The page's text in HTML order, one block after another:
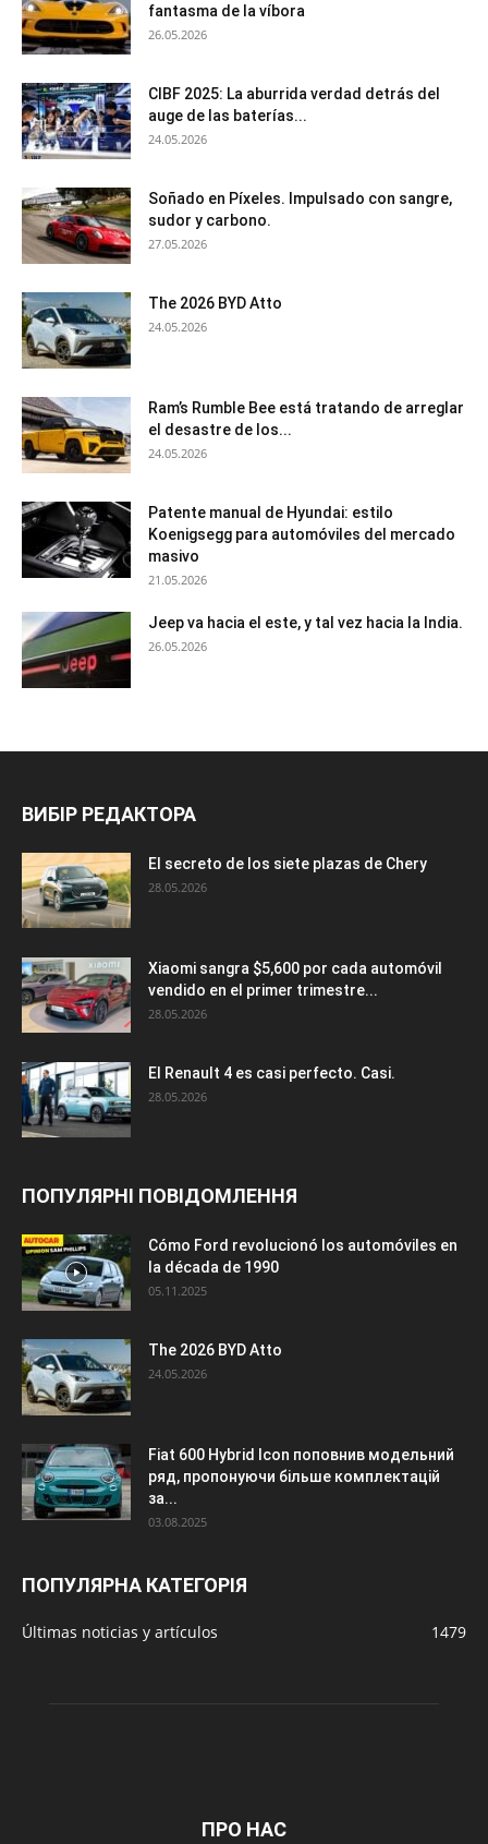
fantasma de la víbora
26.05.2026
CIBF 2025: La aburrida verdad detrás del
auge de las baterías...
24.05.2026
Soñado en Píxeles. Impulsado con sangre,
sudor y carbono.
27.05.2026
The 2026 BYD Atto
24.05.2026
Ram’s Rumble Bee está tratando de arreglar
el desastre de los...
24.05.2026
Patente manual de Hyundai: estilo
Koenigsegg para automóviles del mercado
masivo
21.05.2026
Jeep va hacia el este, y tal vez hacia la India.
26.05.2026
ВИБІР РЕДАКТОРА
El secreto de los siete plazas de Chery
28.05.2026
Xiaomi sangra $5,600 por cada automóvil
vendido en el primer trimestre...
28.05.2026
El Renault 4 es casi perfecto. Casi.
28.05.2026
ПОПУЛЯРНІ ПОВІДОМЛЕННЯ
Cómo Ford revolucionó los automóviles en
la década de 1990
05.11.2025
The 2026 BYD Atto
24.05.2026
Fiat 600 Hybrid Icon поповнив модельний
ряд, пропонуючи більше комплектацій
за...
03.08.2025
ПОПУЛЯРНА КАТЕГОРІЯ
Últimas noticias y artículos 1479
ПРО НАС